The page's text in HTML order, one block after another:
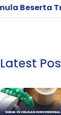
Beserta
Latest